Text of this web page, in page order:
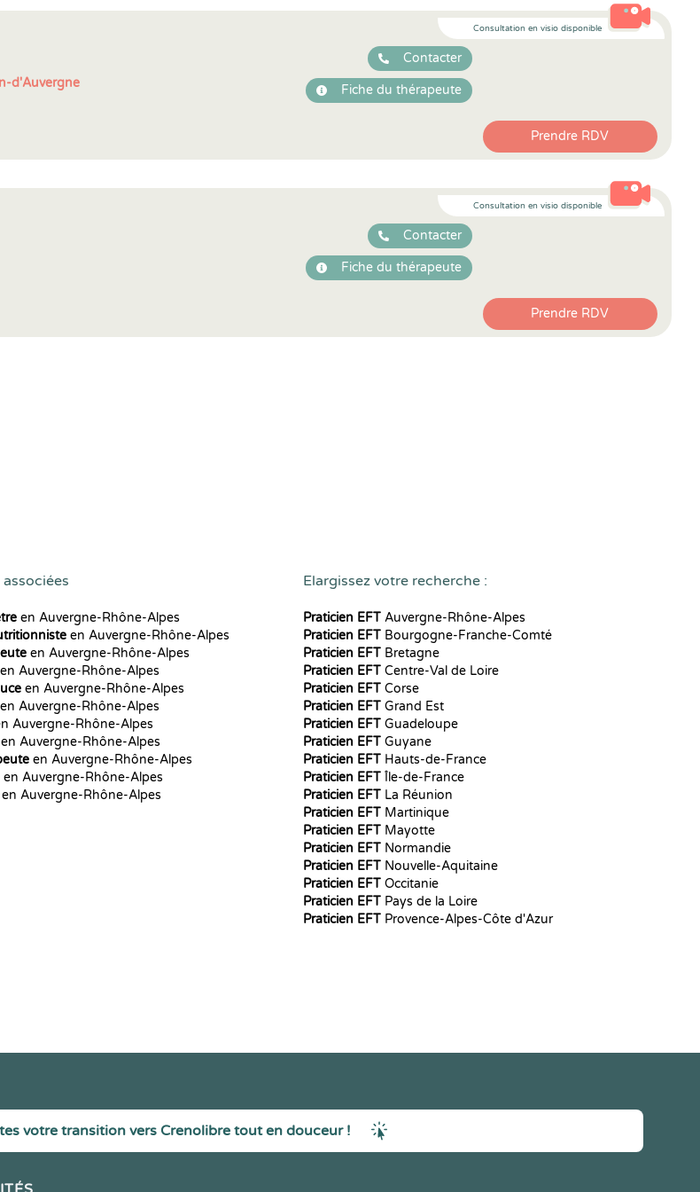
Consultation en visio disponible
d'Auvergne
Contacter
Fiche du thérapeute
Prendre RDV
Consultation en visio disponible
Contacter
Fiche du thérapeute
Prendre RDV
en Auvergne-Rhône-Alpes
en Auvergne-Rhône-Alpes
en Auvergne-Rhône-Alpes
en Auvergne-Rhône-Alpes
en Auvergne-Rhône-Alpes
en Auvergne-Rhône-Alpes
Auvergne-Rhône-Alpes
en Auvergne-Rhône-Alpes
en Auvergne-Rhône-Alpes
en Auvergne-Rhône-Alpes
en Auvergne-Rhône-Alpes
Elargissez votre recherche :
Praticien EFT Auvergne-Rhône-Alpes
Praticien EFT Bourgogne-Franche-Comté
Praticien EFT Bretagne
Praticien EFT Centre-Val de Loire
Praticien EFT Corse
Praticien EFT Grand Est
Praticien EFT Guadeloupe
Praticien EFT Guyane
Praticien EFT Hauts-de-France
Praticien EFT Île-de-France
Praticien EFT La Réunion
Praticien EFT Martinique
Praticien EFT Mayotte
Praticien EFT Normandie
Praticien EFT Nouvelle-Aquitaine
Praticien EFT Occitanie
Praticien EFT Pays de la Loire
Praticien EFT Provence-Alpes-Côte d'Azur
votre transition vers Crenolibre tout en douceur !